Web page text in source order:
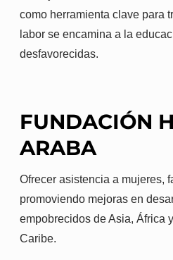
como herramienta clave para
labor se encamina a la
desfavorecidas.
FUNDACIÓN
ARABA
Ofrecer asistencia a mujeres,
promoviendo mejoras en
empobrecidos de Asia, África
Caribe.